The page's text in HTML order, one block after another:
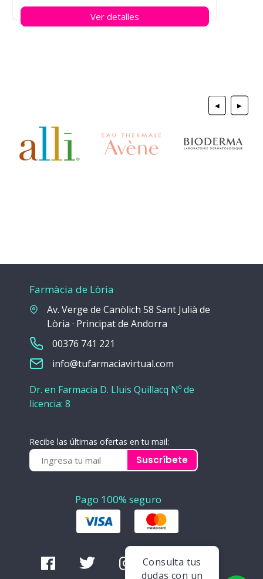
Consulta tus
dudas con un
Ver detalles
◀ ▶
Farmàcia de Lòria
Av. Verge de Canòlich 58 Sant Julià de
Lòria · Principat de Andorra
00376 741 221
info@tufarmaciavirtual.com
Dr. en Farmacia D. Lluis Quillacq Nº de
licencia: 8
Recibe las últimas ofertas en tu mail:
Suscríbete
Pago 100% seguro